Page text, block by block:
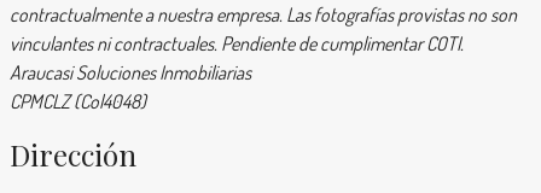
contractualmente a nuestra empresa. Las fotografías provistas no son
vinculantes ni contractuales. Pendiente de cumplimentar COTI.
Araucasi Soluciones Inmobiliarias
CPMCLZ (Col4048)
Dirección